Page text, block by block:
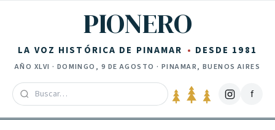
PIONERO
LA VOZ HISTÓRICA DE PINAMAR DESDE 1981
AÑO XLVI · DOMINGO, 9 DE AGOSTO · PINAMAR, BUENOS AIRES
f